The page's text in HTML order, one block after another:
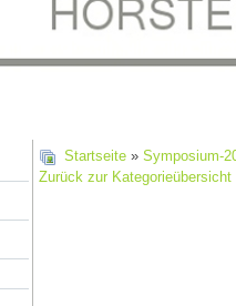
Startseite » Symposium-
Zurück zur Kategorieübersicht